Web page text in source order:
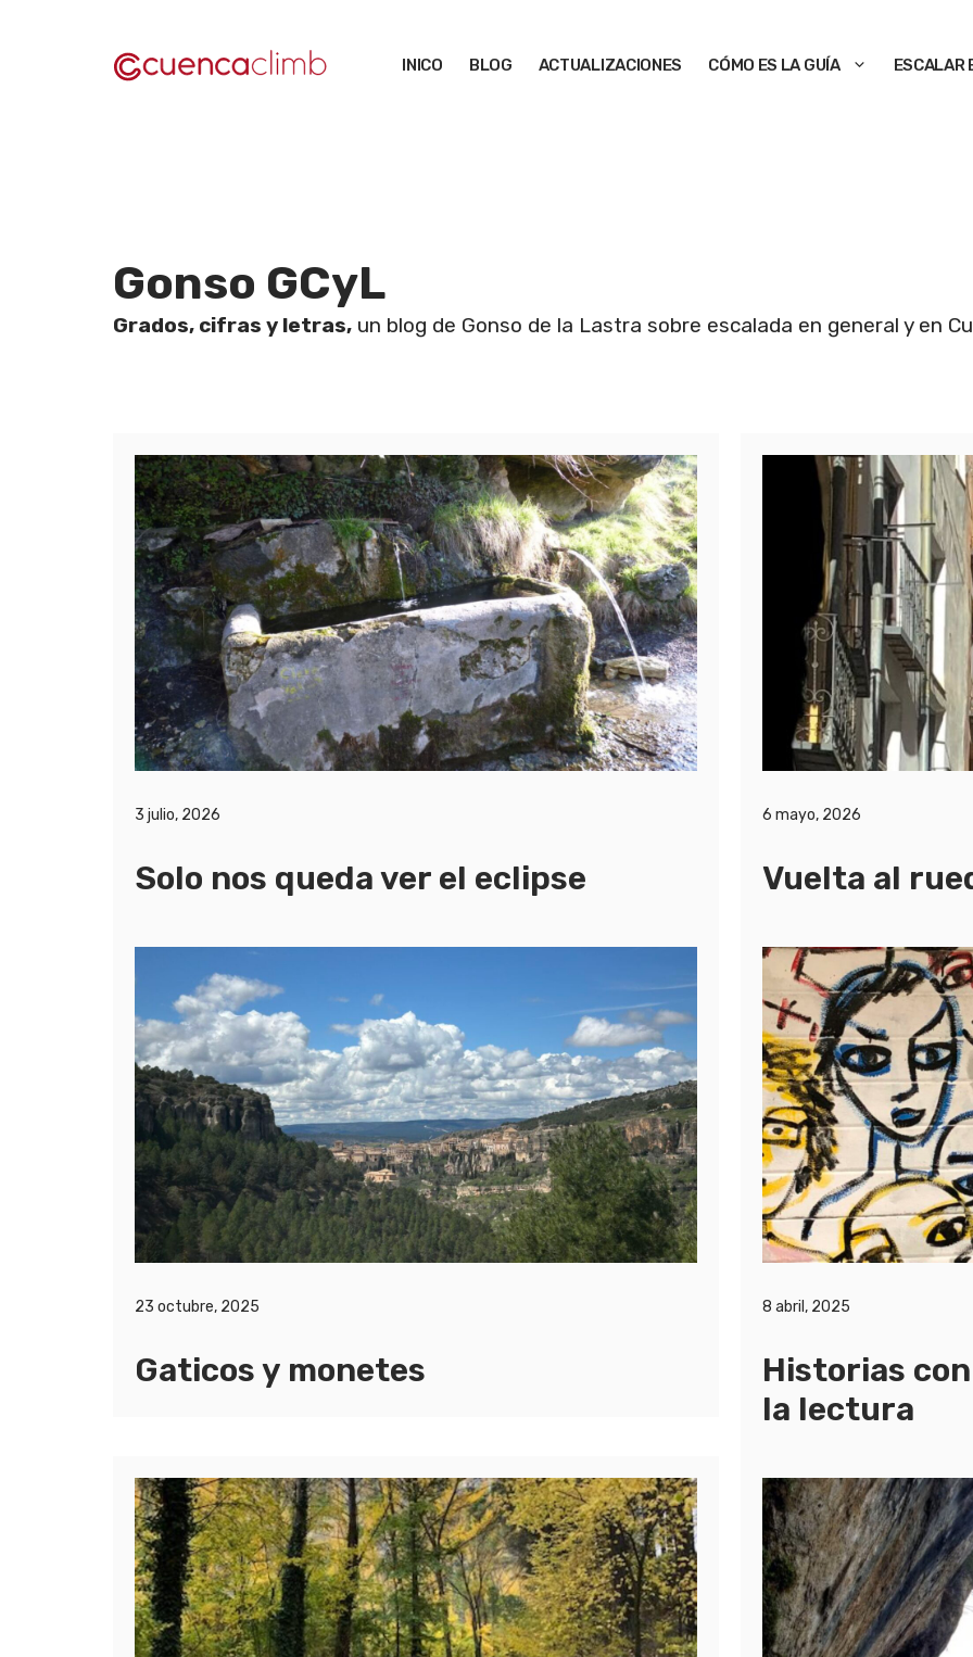
INICO BLOG ACTUALIZACIONES CÓMO ES LA GUÍA ESCALAR
Gonso GCyL
Grados, cifras y letras, un blog de Gonso de la Lastra sobre escalada en general y en
3 julio, 2026
Solo nos queda ver el eclipse
6 mayo, 2026
Vuelta al
23 octubre, 2025
Gaticos y monetes
8 abril, 2025
Historias
la lectura